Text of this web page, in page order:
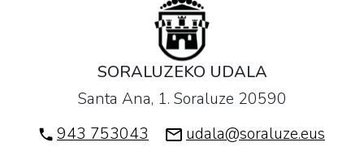
SORALUZEKO UDALA
Santa Ana, 1. Soraluze 20590
943 753043
udala@soraluze.eus